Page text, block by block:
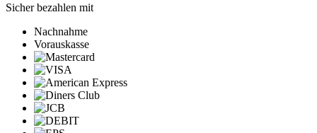
Sicher bezahlen mit
Nachnahme
Vorauskasse